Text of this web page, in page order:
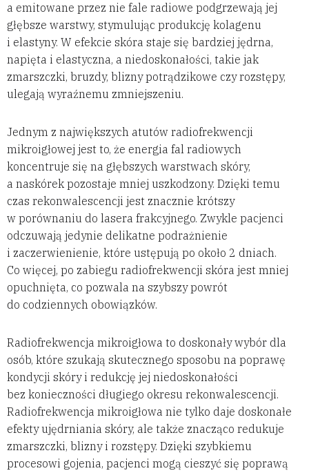
a emitowane przez nie fale radiowe podgrzewają jej
głębsze warstwy, stymulując produkcję kolagenu
i elastyny. W efekcie skóra staje się bardziej jędrna,
napięta i elastyczna, a niedoskonałości, takie jak
zmarszczki, bruzdy, blizny potrądzikowe czy rozstępy,
ulegają wyraźnemu zmniejszeniu.
Jednym z największych atutów radiofrekwencji
mikroigłowej jest to, że energia fal radiowych
koncentruje się na głębszych warstwach skóry,
a naskórek pozostaje mniej uszkodzony. Dzięki temu
czas rekonwalescencji jest znacznie krótszy
w porównaniu do lasera frakcyjnego. Zwykle pacjenci
odczuwają jedynie delikatne podrażnienie
i zaczerwienienie, które ustępują po około 2 dniach.
Co więcej, po zabiegu radiofrekwencji skóra jest mniej
opuchnięta, co pozwala na szybszy powrót
do codziennych obowiązków.
Radiofrekwencja mikroigłowa to doskonały wybór dla
osób, które szukają skutecznego sposobu na poprawę
kondycji skóry i redukcję jej niedoskonałości
bez konieczności długiego okresu rekonwalescencji.
Radiofrekwencja mikroigłowa nie tylko daje doskonałe
efekty ujędrniania skóry, ale także znacząco redukuje
zmarszczki, blizny i rozstępy. Dzięki szybkiemu
procesowi gojenia, pacjenci mogą cieszyć się poprawą